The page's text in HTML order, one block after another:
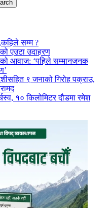
सम्म ?
एउटा उदाहरण
आवाज: ‘पहिले सम्मानजनक
९ जनाको गिरोह पक्राउ,
१० किलोमिटर दौडमा रमेश